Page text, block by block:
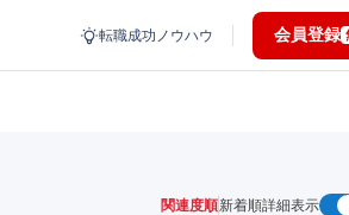
転職成功ノウハウ 会員登録
関連度順新着順詳細表示